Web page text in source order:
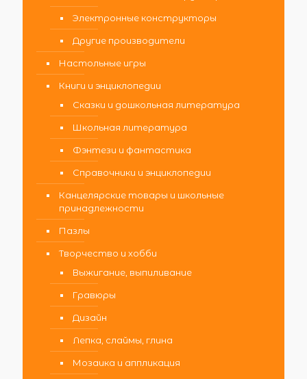
Электронные конструкторы
Другие производители
Настольные игры
Книги и энциклопедии
Сказки и дошкольная литература
Школьная литература
Фэнтези и фантастика
Справочники и энциклопедии
Канцелярские товары и школьные
принадлежности
Пазлы
Творчество и хобби
Выжигание, выпиливание
Гравюры
Дизайн
Лепка, слаймы, глина
Мозаика и аппликация